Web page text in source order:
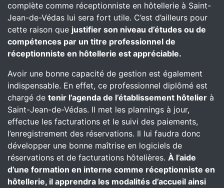
complète comme réceptionniste en hôtellerie à Saint-
Jean-de-Védas lui sera fort utile. C’est d’ailleurs pour
cette raison que justifier son niveau d’études ou de
compétences par un titre professionnel de
réceptionniste en hôtellerie est appréciable.
Avoir une bonne capacité de gestion est également
indispensable. En effet, ce professionnel diplômé est
chargé de tenir l’agenda de l’établissement hôtelier à
Saint-Jean-de-Védas. Il met les plannings à jour,
effectue les facturations et le suivi des paiements,
l’enregistrement des réservations. Il lui faudra donc
développer une bonne maîtrise en logiciels de
réservations et de facturations hôtelières. À l’aide
d’une formation en interne comme réceptionniste en
hôtellerie, il apprendra les modalités d’accueil ainsi